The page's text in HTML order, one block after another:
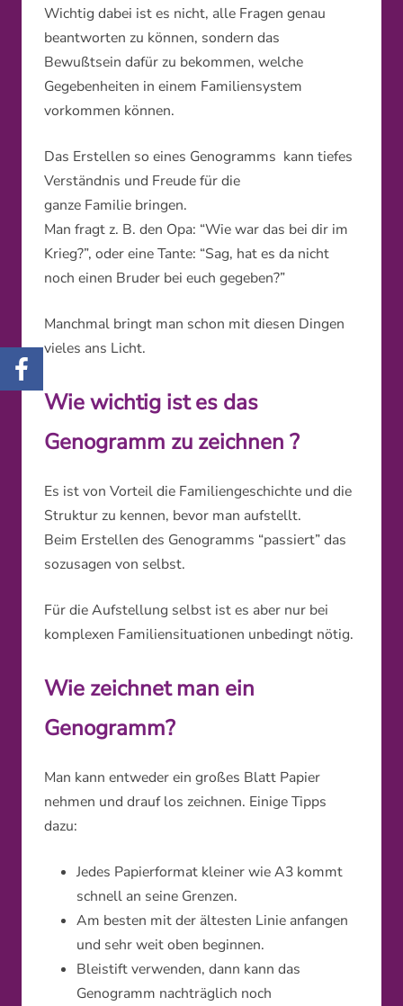
Wichtig dabei ist es nicht, alle Fragen genau
beantworten zu können, sondern das
Bewußtsein dafür zu bekommen, welche
Gegebenheiten in einem Familiensystem
vorkommen können.
Das Erstellen so eines Genogramms kann tiefes
Verständnis und Freude für die
ganze Familie bringen.
Man fragt z. B. den Opa: “Wie war das bei dir im
Krieg?”, oder eine Tante: “Sag, hat es da nicht
noch einen Bruder bei euch gegeben?”
Manchmal bringt man schon mit diesen Dingen
vieles ans Licht.
Wie wichtig ist es das
Genogramm zu zeichnen ?
Es ist von Vorteil die Familiengeschichte und die
Struktur zu kennen, bevor man aufstellt.
Beim Erstellen des Genogramms “passiert” das
sozusagen von selbst.
Für die Aufstellung selbst ist es aber nur bei
komplexen Familiensituationen unbedingt nötig.
Wie zeichnet man ein
Genogramm?
Man kann entweder ein großes Blatt Papier
nehmen und drauf los zeichnen. Einige Tipps
dazu:
Jedes Papierformat kleiner wie A3 kommt
schnell an seine Grenzen.
Am besten mit der ältesten Linie anfangen
und sehr weit oben beginnen.
Bleistift verwenden, dann kann das
Genogramm nachträglich noch